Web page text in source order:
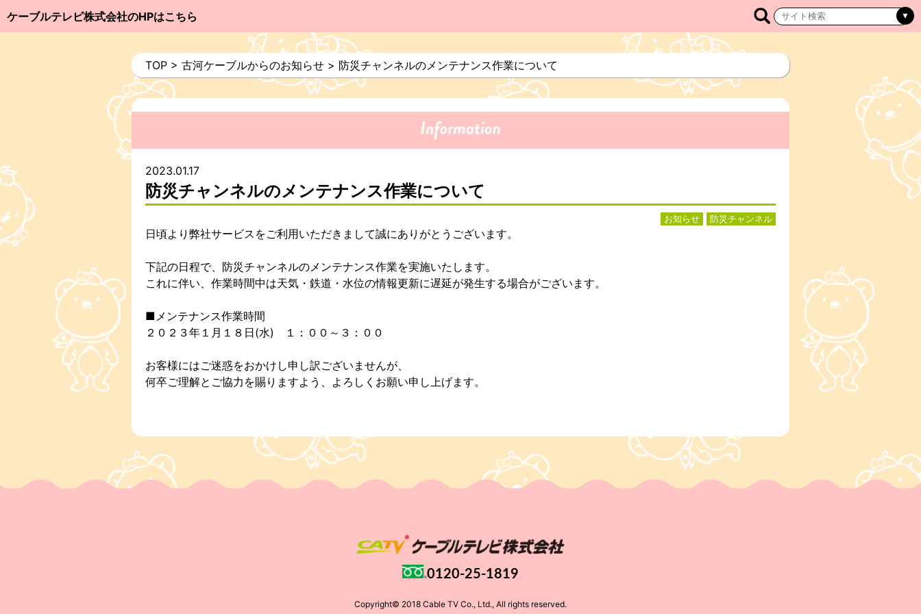
ケーブルテレビ株式会社のHPはこちら
TOP > 古河ケーブルからのお知らせ > 防災チャンネルのメンテナンス作業について
2023.01.17
防災チャンネルのメンテナンス作業について
お知らせ 防災チャンネル
日頃より弊社サービスをご利用いただきまして誠にありがとうございます。
下記の日程で、防災チャンネルのメンテナンス作業を実施いたします。
これに伴い、作業時間中は天気・鉄道・水位の情報更新に遅延が発生する場合がございます。
■メンテナンス作業時間
２０２３年１月１８日(水) １：００～３：００
お客様にはご迷惑をおかけし申し訳ございませんが、
何卒ご理解とご協力を賜りますよう、よろしくお願い申し上げます。
0120-25-1819
Copyright© 2018 Cable TV Co., Ltd., All rights reserved.